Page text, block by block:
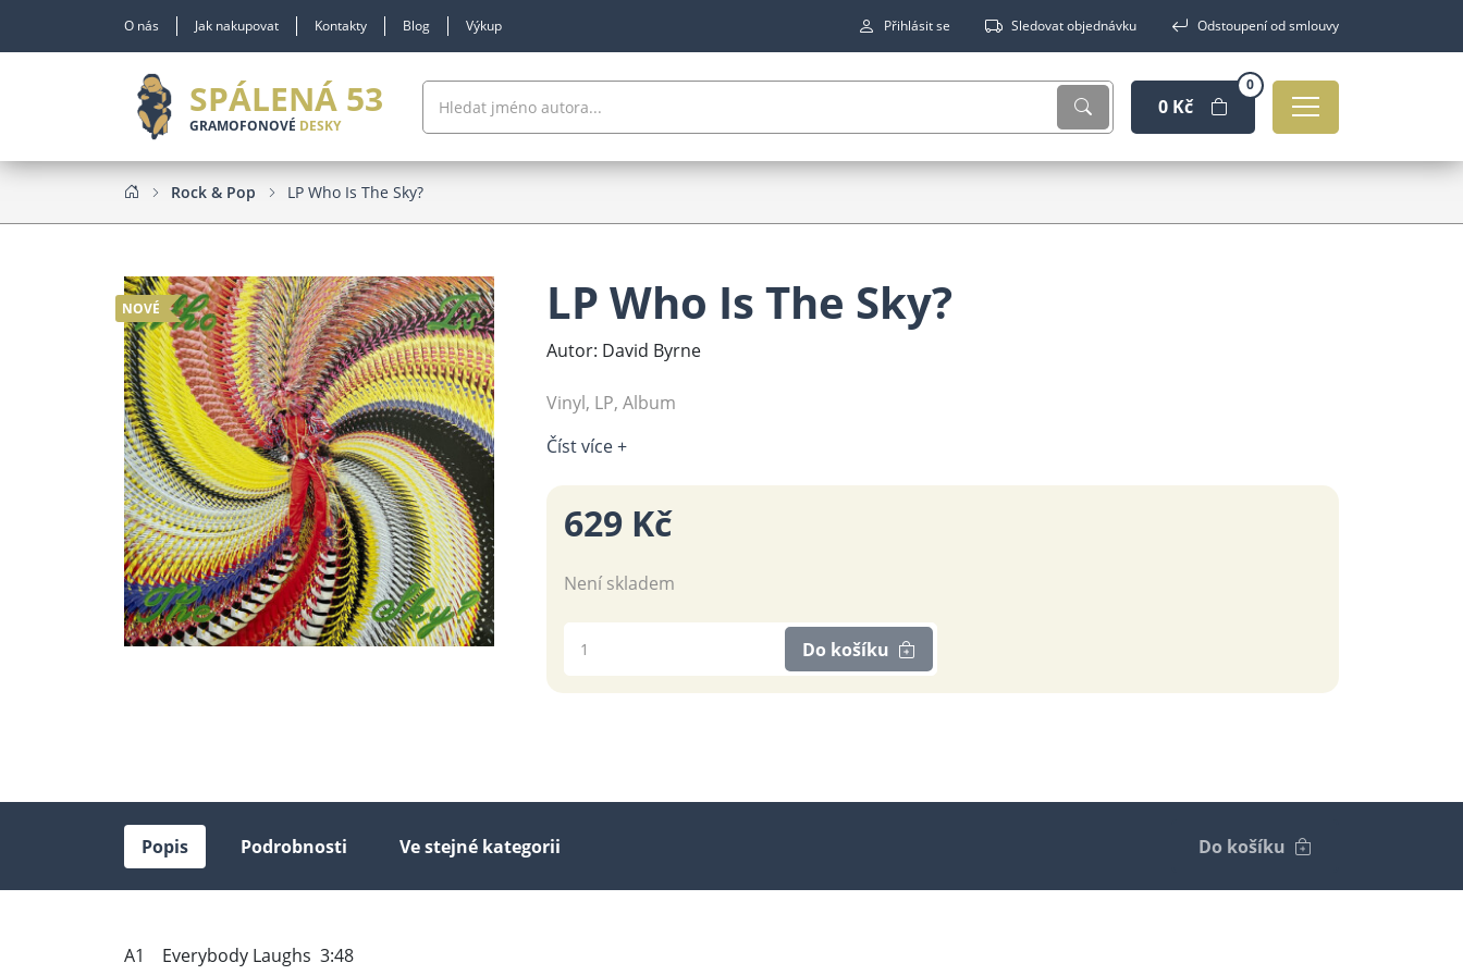
O nás Jak nakupovat Kontakty Blog Výkup Přihlásit se Sledovat objednávku Odstoupení od smlouvy
SPÁLENÁ 53
GRAMOFONOVÉ DESKY
0 Kč
0
Rock & Pop LP Who Is The Sky?
NOVÉ LP Who Is The Sky?
Autor: David Byrne
Vinyl, LP, Album
Číst více +
629 Kč
Není skladem
Do košíku
Popis Podrobnosti Ve stejné kategorii Do košíku
A1 Everybody Laughs 3:48